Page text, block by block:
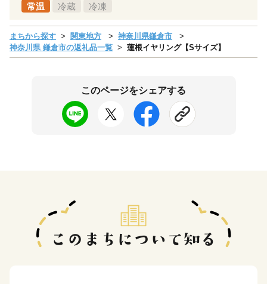
常温 冷蔵 冷凍
まちから探す 関東地方
神奈川県鎌倉市
神奈川県 鎌倉市の返礼品一覧
蓮根イヤリング【Sサイズ】
このページをシェアする